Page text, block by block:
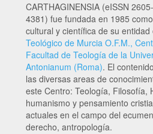
CARTHAGINENSIA (eISSN
4381) fue fundada en 1985
cultural y científica de su entidad
Teológico de Murcia O.F.M.,
Facultad de Teología de la
Antonianum (Roma). El
las diversas areas de
este Centro: Teología, Filosofía,
humanismo y pensamiento
actuales en el campo del
derecho, antropología.